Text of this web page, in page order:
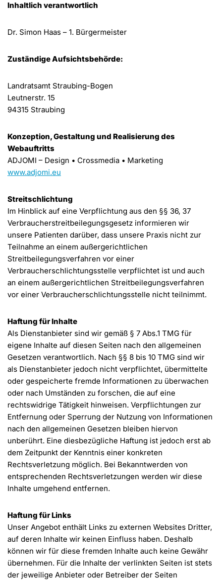
Inhaltlich verantwortlich
Dr. Simon Haas – 1. Bürgermeister
Zuständige Aufsichtsbehörde:
Landratsamt Straubing-Bogen
Leutnerstr. 15
94315 Straubing
Konzeption, Gestaltung und Realisierung des
Webauftritts
ADJOMI – Design • Crossmedia • Marketing
www.adjomi.eu
Streitschlichtung
Im Hinblick auf eine Verpflichtung aus den §§ 36, 37
Verbraucherstreitbeilegungsgesetz informieren wir
unsere Patienten darüber, dass unsere Praxis nicht zur
Teilnahme an einem außergerichtlichen
Streitbeilegungsverfahren vor einer
Verbraucherschlichtungsstelle verpflichtet ist und auch
an einem außergerichtlichen Streitbeilegungsverfahren
vor einer Verbraucherschlichtungsstelle nicht teilnimmt.
Haftung für Inhalte
Als Dienstanbieter sind wir gemäß § 7 Abs.1 TMG für
eigene Inhalte auf diesen Seiten nach den allgemeinen
Gesetzen verantwortlich. Nach §§ 8 bis 10 TMG sind wir
als Dienstanbieter jedoch nicht verpflichtet, übermittelte
oder gespeicherte fremde Informationen zu überwachen
oder nach Umständen zu forschen, die auf eine
rechtswidrige Tätigkeit hinweisen. Verpflichtungen zur
Entfernung oder Sperrung der Nutzung von Informationen
nach den allgemeinen Gesetzen bleiben hiervon
unberührt. Eine diesbezügliche Haftung ist jedoch erst ab
dem Zeitpunkt der Kenntnis einer konkreten
Rechtsverletzung möglich. Bei Bekanntwerden von
entsprechenden Rechtsverletzungen werden wir diese
Inhalte umgehend entfernen.
Haftung für Links
Unser Angebot enthält Links zu externen Websites Dritter,
auf deren Inhalte wir keinen Einfluss haben. Deshalb
können wir für diese fremden Inhalte auch keine Gewähr
übernehmen. Für die Inhalte der verlinkten Seiten ist stets
der jeweilige Anbieter oder Betreiber der Seiten